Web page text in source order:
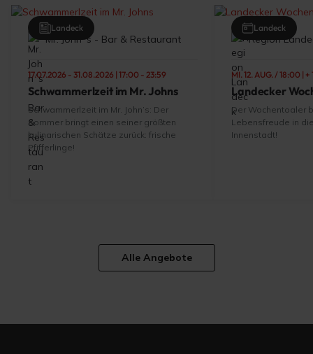
Mr. John´s - Bar & Restaurant
17.07.2026 - 31.08.2026 | 17:00 - 23:59
Schwammerlzeit im Mr. Johns
Schwammerlzeit im Mr. John’s: Der
Sommer bringt einen seiner größten
kulinarischen Schätze zurück: frische
Pfifferlinge!
Landeck
Region
MI. 12. AUG. / 18:00 | +
Landecker
Der Wochentoaler
Lebensfreude in
Innenstadt!
Landeck
Alle Angebote